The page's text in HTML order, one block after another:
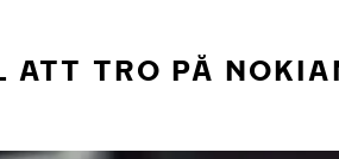
ATT TRO PÅ